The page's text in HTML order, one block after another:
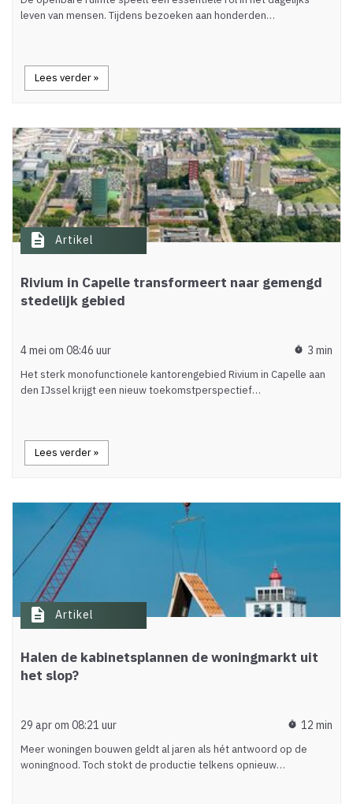
leven van mensen. Tijdens bezoeken aan honderden…
Lees verder »
description Artikel
Rivium in Capelle transformeert naar gemengd
stedelijk gebied
4 mei om 08:46 uur timer 3 min
Het sterk monofunctionele kantorengebied Rivium in Capelle aan
den IJssel krijgt een nieuw toekomstperspectief…
Lees verder »
description Artikel
Halen de kabinetsplannen de woningmarkt uit
het slop?
29 apr om 08:21 uur timer 12 min
Meer woningen bouwen geldt al jaren als hét antwoord op de
woningnood. Toch stokt de productie telkens opnieuw…